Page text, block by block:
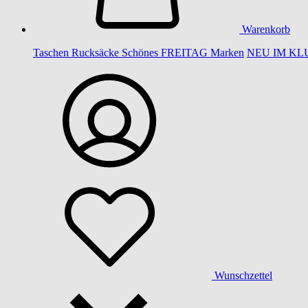
Warenkorb
Taschen Rucksäcke Schönes FREITAG Marken NEU IM
Wunschzettel